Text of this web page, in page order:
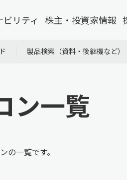
リティ 株主・投資家情報
製品検索（資料・後継機など）
ン一覧
の一覧です。